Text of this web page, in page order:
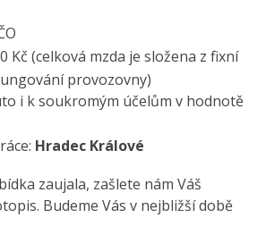
Kč (celková mzda je složena z fixní
provozovny)
i k soukromým účelům v hodnotě
Hradec Králové
zaujala, zašlete nám Váš
Budeme Vás v nejbližší době